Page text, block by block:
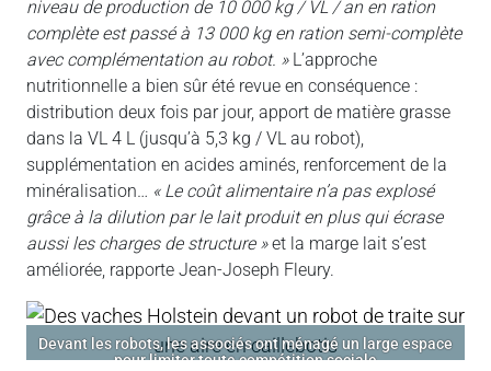
niveau de production de 10 000 kg / VL / an en ration
complète est passé à 13 000 kg en ration semi-complète
avec complémentation au robot. »L’approche
nutritionnelle a bien sûr été revue en conséquence :
distribution deux fois par jour, apport de matière grasse
dans la VL 4 L (jusqu’à 5,3 kg / VL au robot),
supplémentation en acides aminés, renforcement de la
minéralisation… « Le coût alimentaire n’a pas explosé
grâce à la dilution par le lait produit en plus qui écrase
aussi les charges de structure »et la marge lait s’est
améliorée, rapporte Jean-Joseph Fleury.
Devant les robots, les associés ont ménagé un large espace
pour limiter toute compétition sociale